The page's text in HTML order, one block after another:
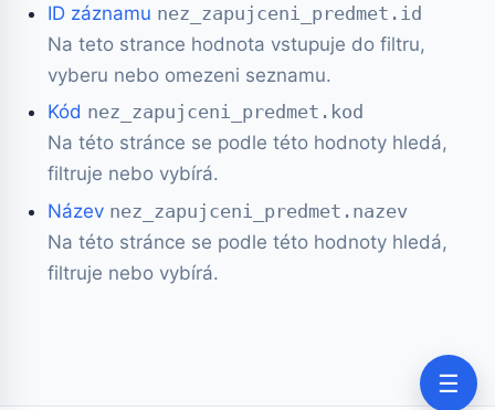
☰
ID záznamu nez_zapujceni_predmet.id
Na teto strance hodnota vstupuje do filtru,
vyberu nebo omezeni seznamu.
Kód nez_zapujceni_predmet.kod
Na této stránce se podle této hodnoty hledá,
filtruje nebo vybírá.
Název nez_zapujceni_predmet.nazev
Na této stránce se podle této hodnoty hledá,
filtruje nebo vybírá.